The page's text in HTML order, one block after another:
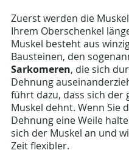
Zuerst werden die
Ihrem Oberschenkel
Muskel besteht aus
Bausteinen, den
Sarkomeren, die sich
Dehnung
führt dazu, dass sich der
Muskel dehnt. Wenn Sie
Dehnung eine Weile
sich der Muskel an und
Zeit flexibler.